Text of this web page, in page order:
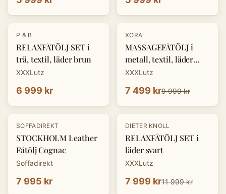
P & B
RELAXFÅTÖLJ SET i
trä, textil, läder brun
XXXLutz
6 999 kr
-25%
XORA
MASSAGEFÅTÖLJ i
metall, textil, läder
mörkgrå
XXXLutz
7 499 kr9 999 kr
SOFFADIREKT
STOCKHOLM Leather
Fåtölj Cognac
Soffadirekt
7 995 kr
-33%
DIETER KNOLL
RELAXFÅTÖLJ SET i
läder svart
XXXLutz
7 999 kr11 999 kr